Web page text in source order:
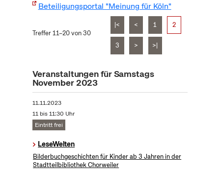
Beteiligungsportal "Meinung für Köln"
Treffer 11–20 von 30
|< < 1 2
3 > >|
Veranstaltungen für Samstags
November 2023
11.11.2023
11 bis 11:30 Uhr
Eintritt frei
LeseWelten
Bilderbuchgeschichten für Kinder ab 3 Jahren in der
Stadtteilbibliothek Chorweiler